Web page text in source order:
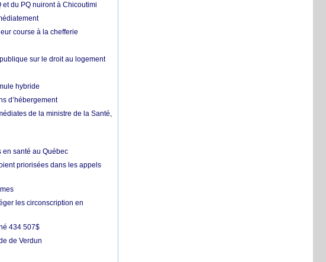
du PQ nuiront à Chicoutimi
course à la chefferie
sur le droit au logement
hybride
d’hébergement
de la ministre de la Santé,
santé au Québec
priorisées dans les appels
les circonscription en
434 507$
de Verdun